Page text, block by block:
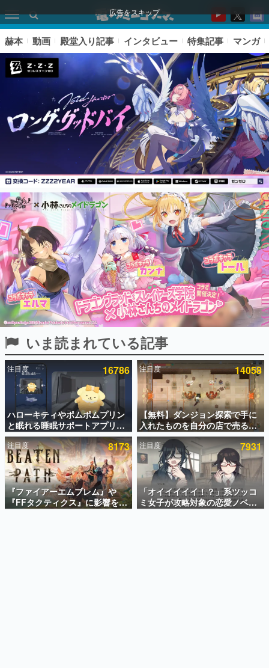
広告をスキップ
ピックアップ
電ファミのいま読まれている記事ランキング
アプリセール情報
インタビュー
連載・特集一覧
殿堂入り記事
SNS拡散数が数千以上！ ページビュー数万以上！ などな
ど。多くの人々に読まれた、電ファミ渾身の“殿堂入り”記
事をまとめました。
ゲームの企画書
名作ゲームクリエイターの方々に製作時のエピソードをお
聞きし、ヒットする企画（ゲーム）とは何か？を探ってい
きます。
赫本
この物語を解いてはいけない。『赫本』は、〈試験問題〉
の形をした短編ホラー小説集です。
新世代に訊く
これからのデジタルゲーム市場を担う若きクリエイター達
の姿を追い、彼らのルーツと情熱を探っていきます。
赫本 動画 殿堂入り記事 インタビュー 特集記事 マンガ
いま読まれている記事
注目度 16786
ハローキティやポムポムプリン
と眠れる睡眠サポートアプリ
『ゆめたび』が配信中。キャラ
ごとのASMRや目覚ましアラー
ムも搭載
注目度 14058
【無料】ダンジョン探索で手に
入れたものを自分の店で売るゲ
ーム『Moonlighter』がSteam
にて無料配布中！続編
『Moonlighter 2』の9月2日正
式リリースを記念したキャンペ
ーン
注目度 8173
『ファイアーエムブレム』や
『FFタクティクス』に影響を受
けた新作戦略RPG『Beaten
注目度 7931
「オイイイイイ！？」系ツッコ
ミ女子が攻略対象の恋愛ノベル
ゲーム『美術部カノジョ』